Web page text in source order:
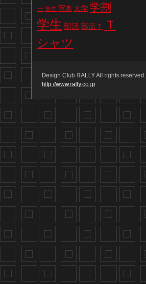
ー 先生 写真 大学 学割
学生 部活部活Ｔ
Ｔ
シャツ
Design Club RALLY All rights reserved.
http://www.rally.co.jp